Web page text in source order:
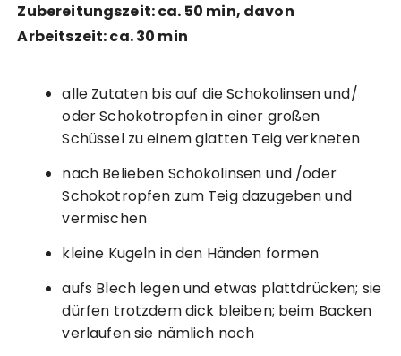
Zubereitungszeit: ca. 50 min, davon
Arbeitszeit: ca. 30 min
alle Zutaten bis auf die Schokolinsen und/
oder Schokotropfen in einer großen
Schüssel zu einem glatten Teig verkneten
nach Belieben Schokolinsen und /oder
Schokotropfen zum Teig dazugeben und
vermischen
kleine Kugeln in den Händen formen
aufs Blech legen und etwas plattdrücken; sie
dürfen trotzdem dick bleiben; beim Backen
verlaufen sie nämlich noch